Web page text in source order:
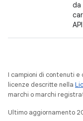
da
I campioni di contenuti
licenze descritte nella
marchi o marchi
Ultimo aggiornamento